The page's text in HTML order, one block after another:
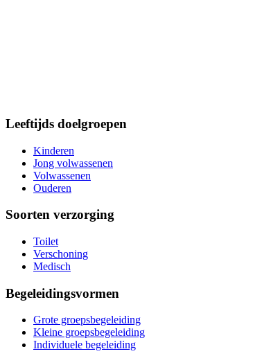
Leeftijds doelgroepen
Kinderen
Jong volwassenen
Volwassenen
Ouderen
Soorten verzorging
Toilet
Verschoning
Medisch
Begeleidingsvormen
Grote groepsbegeleiding
Kleine groepsbegeleiding
Individuele begeleiding